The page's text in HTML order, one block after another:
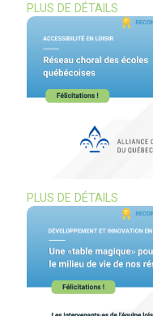
PLUS DE DÉTAILS
PLUS DE DÉTAILS